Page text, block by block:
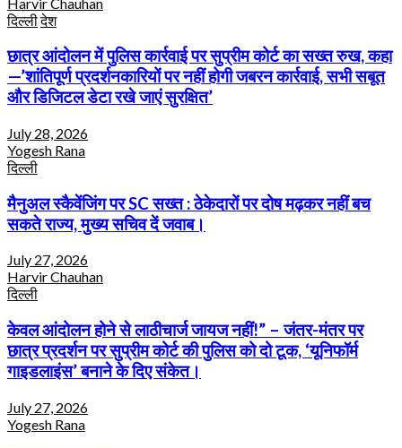
दिल्लीदेश
छात्र आंदोलन में पुलिस कार्रवाई पर सुप्रीम कोर्ट का सख्त रुख, कहा
—’शांतिपूर्ण प्रदर्शनकारियों पर नहीं होगी जबरन कार्रवाई, सभी सबूत
और डिजिटल डेटा रखे जाएं सुरक्षित’
July 28, 2026
Yogesh Rana
दिल्ली
मैनुअल स्कैवेंजिंग पर SC सख्त : ठेकेदारों पर दोष मढ़कर नहीं बच
सकते राज्य, मुख्य सचिव दें जवाब।
July 27, 2026
Harvir Chauhan
दिल्ली
केवल आंदोलन होने से लाठीचार्ज जायज नहीं!” – जंतर-मंतर पर
छात्र प्रदर्शन पर सुप्रीम कोर्ट की पुलिस को दो टूक, ‘यूनिफॉर्म
गाइडलाइंस’ बनाने के दिए संकेत।
July 27, 2026
Yogesh Rana